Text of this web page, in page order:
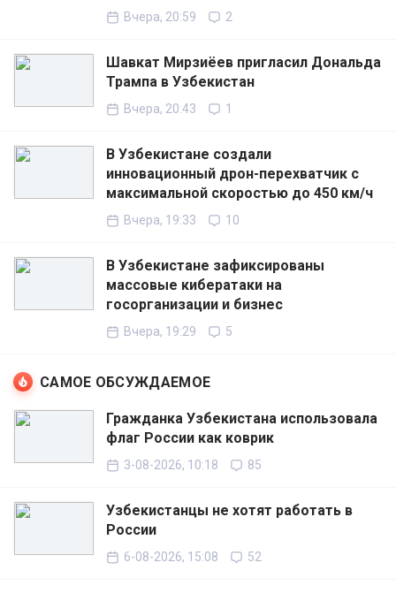
Вчера, 20:59 2
Шавкат Мирзиёев пригласил Дональда
Трампа в Узбекистан
Вчера, 20:43 1
В Узбекистане создали
инновационный дрон-перехватчик с
максимальной скоростью до 450 км/ч
Вчера, 19:33 10
В Узбекистане зафиксированы
массовые кибератаки на
госорганизации и бизнес
Вчера, 19:29 5
САМОЕ ОБСУЖДАЕМОЕ
Гражданка Узбекистана использовала
флаг России как коврик
3-08-2026, 10:18 85
Узбекистанцы не хотят работать в
России
6-08-2026, 15:08 52